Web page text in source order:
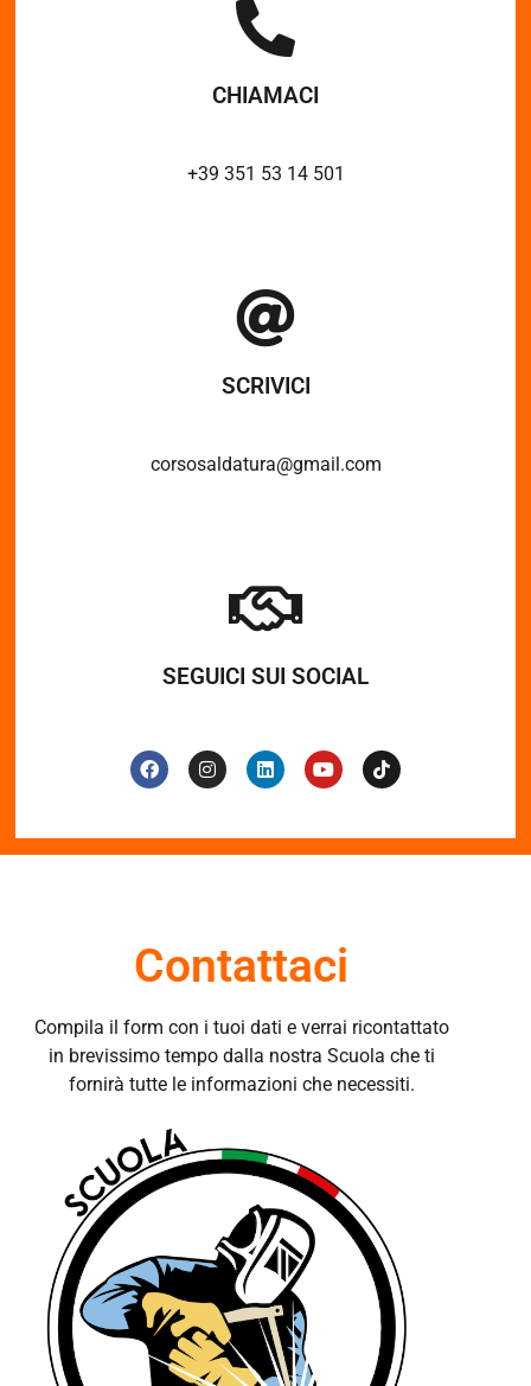
CHIAMACI
+39 351 53 14 501
SCRIVICI
corsosaldatura@gmail.com
SEGUICI SUI SOCIAL
Contattaci
Compila il form con i tuoi dati e verrai ricontattato
in brevissimo tempo dalla nostra Scuola che ti
fornirà tutte le informazioni che necessiti.